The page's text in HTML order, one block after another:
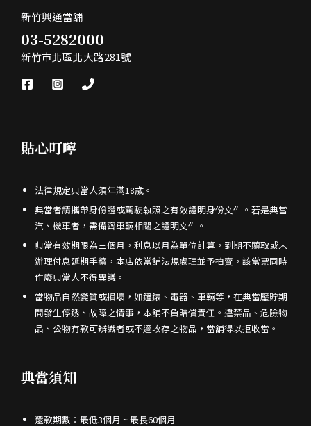
新竹興通當舖
03-5282000
新竹市北區北大路281號
貼心叮嚀
法律規定典當人須年滿18歲。
典當者請攜帶身份證或駕駛執照之有效證明身份文件。若是典當
汽、機車者，需備齊車輛相關之證明文件。
典當有效期限為三個月，利息以月為單位計算，到期不贖取或未
辦理付息延期手續，本店依當舖法規處理並予拍賣，該當票同時
作廢典當人不得異議。
當物品自然變質或損壞，如鐘錶、電器、車輛等，在典當壓貯期
間發生停銹、故障之情事，本舖不負賠償責任。違禁品、危險物
品、公物有款可辨識者或不適收存之物品，當舖得以拒收當。
典當須知
還款期數：最低3個月 ~ 最長60個月